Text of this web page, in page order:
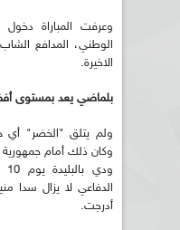
وعرفت المباراة دخول
الوطني، المدافع
الاخيرة.
بلماضي يعد بمستوى
ولم يتلق "الخضر" أي
الدفاعي لا يزال سدا
أدرجت.